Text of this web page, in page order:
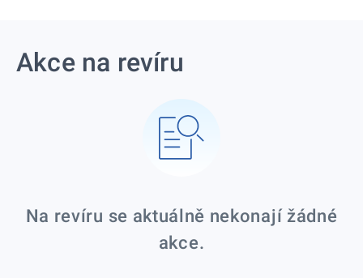
Akce na revíru
Na revíru se aktuálně nekonají žádné
akce.